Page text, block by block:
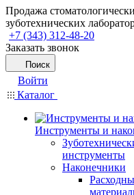
Продажа
зуботехнических
+7 (343) 312-48-20
Заказать звонок
Поиск
Войти
Каталог
Инструменты и
инструменты
Наконечники